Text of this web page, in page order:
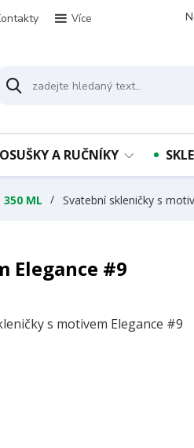
Více
OSUŠKY A RUČNÍKY
350 ML Svatební skleničky s
Elegance #9